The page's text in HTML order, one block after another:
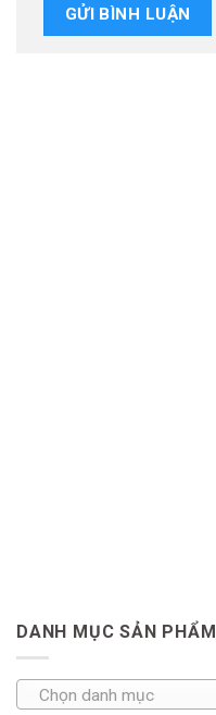
DANH MỤC SẢN PHẨM
Chọn danh mục